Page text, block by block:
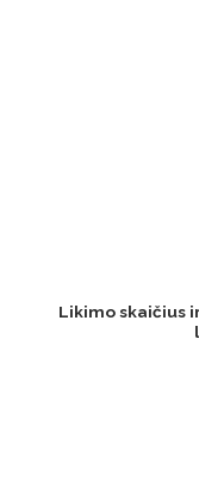
Likimo skaičius